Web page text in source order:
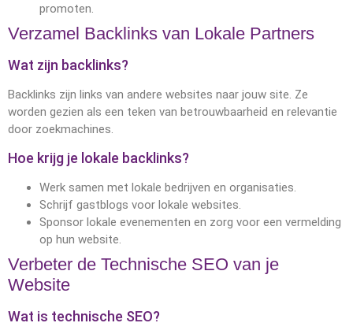
promoten.
Verzamel Backlinks van Lokale Partners
Wat zijn backlinks?
Backlinks zijn links van andere websites naar jouw site. Ze
worden gezien als een teken van betrouwbaarheid en relevantie
door zoekmachines.
Hoe krijg je lokale backlinks?
Werk samen met lokale bedrijven en organisaties.
Schrijf gastblogs voor lokale websites.
Sponsor lokale evenementen en zorg voor een vermelding
op hun website.
Verbeter de Technische SEO van je
Website
Wat is technische SEO?